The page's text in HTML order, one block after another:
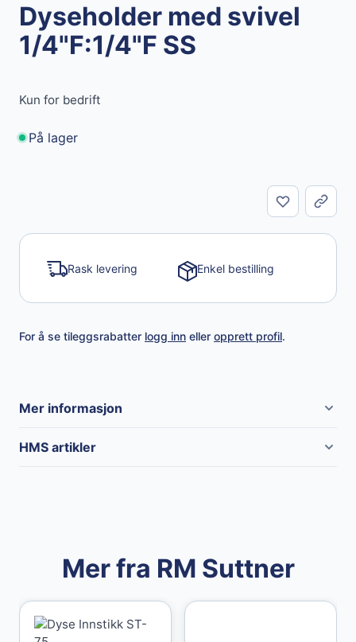
Dyseholder med svivel
1/4"F:1/4"F SS
Kun for bedrift
På lager
Del
Rask levering Enkel bestilling
For å se tileggsrabatter logg inn eller opprett profil.
Mer informasjon
Merke
HMS artikler
Mer fra RM Suttner